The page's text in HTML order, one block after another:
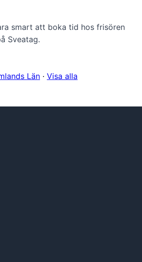
smart att boka tid hos frisören
Sveatag.
Län · Visa alla